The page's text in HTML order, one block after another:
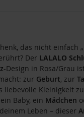
das nicht einfach
Der LALALO
-Design in Rosa/Grau
zur Geburt, zur
liebevolle Kleinigkeit zu
Baby, ein Mädchen
Leben – dieser